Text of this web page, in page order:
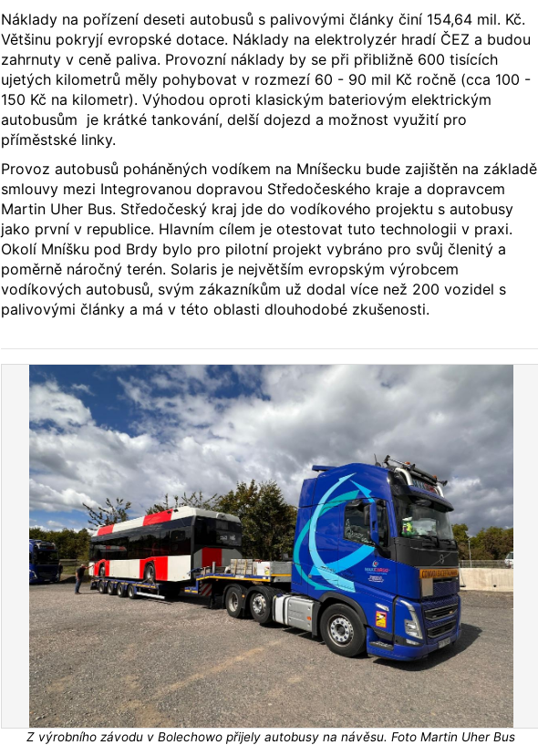
Náklady na pořízení deseti autobusů s palivovými články činí 154,64 mil. Kč.
Většinu pokryjí evropské dotace. Náklady na elektrolyzér hradí ČEZ a budou
zahrnuty v ceně paliva. Provozní náklady by se při přibližně 600 tisících
ujetých kilometrů měly pohybovat v rozmezí 60 - 90 mil Kč ročně (cca 100 -
150 Kč na kilometr). Výhodou oproti klasickým bateriovým elektrickým
autobusům je krátké tankování, delší dojezd a možnost využití pro
příměstské linky.
Provoz autobusů poháněných vodíkem na Mníšecku bude zajištěn na základě
smlouvy mezi Integrovanou dopravou Středočeského kraje a dopravcem
Martin Uher Bus. Středočeský kraj jde do vodíkového projektu s autobusy
jako první v republice. Hlavním cílem je otestovat tuto technologii v praxi.
Okolí Mníšku pod Brdy bylo pro pilotní projekt vybráno pro svůj členitý a
poměrně náročný terén. Solaris je největším evropským výrobcem
vodíkových autobusů, svým zákazníkům už dodal více než 200 vozidel s
palivovými články a má v této oblasti dlouhodobé zkušenosti.
Z výrobního závodu v Bolechowo přijely autobusy na návěsu. Foto Martin Uher Bus